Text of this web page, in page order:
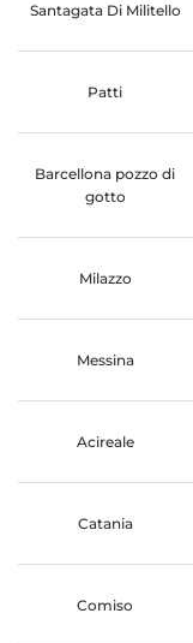
Santagata Di Militello
Patti
Barcellona pozzo di
gotto
Milazzo
Messina
Acireale
Catania
Comiso